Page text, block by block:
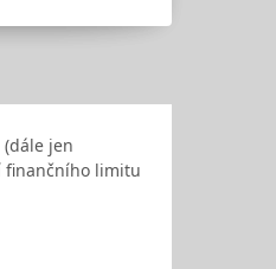
jen
finančního limitu